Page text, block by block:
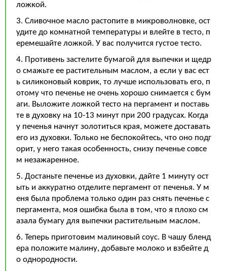
ложкой.
3. Сливочное масло растопите в микроволновке, ост
удите до комнатной температуры и влейте в тесто, п
еремешайте ложкой. У вас получится густое тесто.
4. Противень застелите бумагой для выпечки и щедр
о смажьте ее растительным маслом, а если у вас ест
ь силиконовый коврик, то лучше использовать его, п
отому что печенье не очень хорошо снимается с бум
аги. Выложите ложкой тесто на пергамент и поставь
те в духовку на 10-13 минут при 200 градусах. Когда
у печенья начнут золотиться края, можете доставать
его из духовки. Только не беспокойтесь, что оно подг
орит, у него такая особенность, снизу печенье совсе
м незажаренное.
5. Достаньте печенье из духовки, дайте 1 минуту ост
ыть и аккуратно отделите пергамент от печенья. У м
еня была проблема только один раз снять печенье с
пергамента, моя ошибка была в том, что я плохо см
азала бумагу для выпечки растительным маслом.
6. Теперь приготовим малиновый соус. В чашу бленд
ера положите малину, добавьте молоко и взбейте д
о однородности.